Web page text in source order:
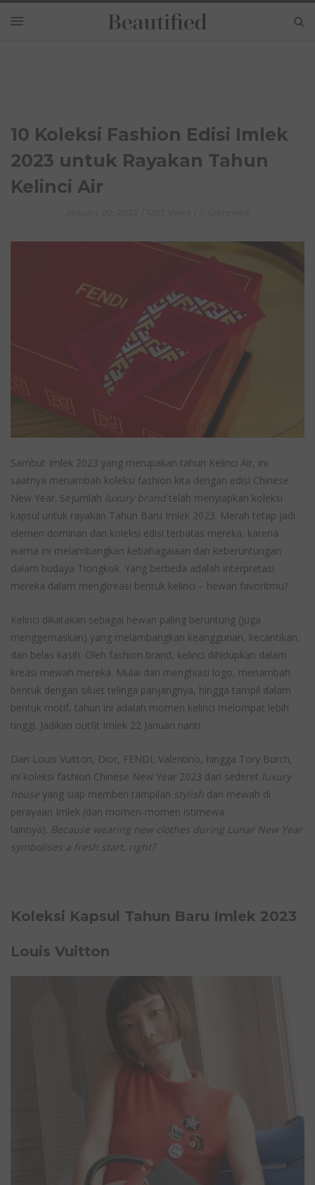
10 Koleksi Fashion Edisi Imlek
2023 untuk Rayakan Tahun
Kelinci Air
January 20, 2023 1202 Views 0 Comment
Sambut Imlek 2023 yang merupakan tahun Kelinci Air, ini
saatnya menambah koleksi fashion kita dengan edisi Chinese
New Year. Sejumlah luxury brandtelah menyiapkan koleksi
kapsul untuk rayakan Tahun Baru Imlek 2023. Merah tetap jadi
elemen dominan dari koleksi edisi terbatas mereka, karena
warna ini melambangkan kebahagaiaan dan keberuntungan
dalam budaya Tiongkok. Yang berbeda adalah interpretasi
mereka dalam mengkreasi bentuk kelinci – hewan favoritmu?
Kelinci dikatakan sebagai hewan paling beruntung (juga
menggemaskan) yang melambangkan keanggunan, kecantikan,
dan belas kasih. Oleh fashion brand, kelinci dihidupkan dalam
kreasi mewah mereka. Mulai dari menghiasi logo, menambah
bentuk dengan siluet telinga panjangnya, hingga tampil dalam
bentuk motif, tahun ini adalah momen kelinci melompat lebih
tinggi. Jadikan outfit Imlek 22 Januari nanti.
Dari Louis Vuitton, Dior, FENDI, Valentino, hingga Tory Burch,
ini koleksi fashion Chinese New Year 2023 dari sederet luxury
house yang siap memberi tampilan stylish dan mewah di
perayaan Imlek (dan momen-momen istimewa
lainnya). Because wearing new clothes during Lunar New Year
symbolises a fresh start, right?
Koleksi Kapsul Tahun Baru Imlek 2023
Louis Vuitton